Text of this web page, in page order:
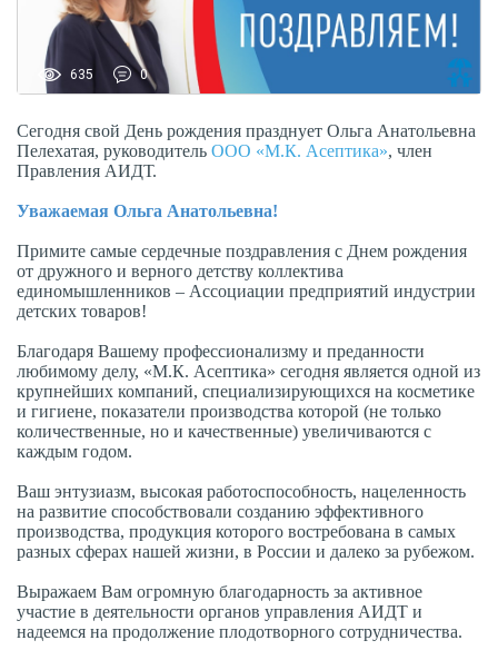
635 0
Сегодня свой День рождения празднует Ольга Анатольевна
Пелехатая, руководитель ООО «М.К. Асептика», член
Правления АИДТ.
Уважаемая Ольга Анатольевна!
Примите самые сердечные поздравления с Днем рождения
от дружного и верного детству коллектива
единомышленников – Ассоциации предприятий индустрии
детских товаров!
Благодаря Вашему профессионализму и преданности
любимому делу, «М.К. Асептика» сегодня является одной из
крупнейших компаний, специализирующихся на косметике
и гигиене, показатели производства которой (не только
количественные, но и качественные) увеличиваются с
каждым годом.
Ваш энтузиазм, высокая работоспособность, нацеленность
на развитие способствовали созданию эффективного
производства, продукция которого востребована в самых
разных сферах нашей жизни, в России и далеко за рубежом.
Выражаем Вам огромную благодарность за активное
участие в деятельности органов управления АИДТ и
надеемся на продолжение плодотворного сотрудничества.